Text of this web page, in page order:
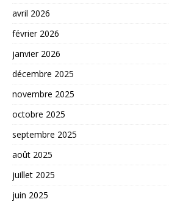
avril 2026
février 2026
janvier 2026
décembre 2025
novembre 2025
octobre 2025
septembre 2025
août 2025
juillet 2025
juin 2025